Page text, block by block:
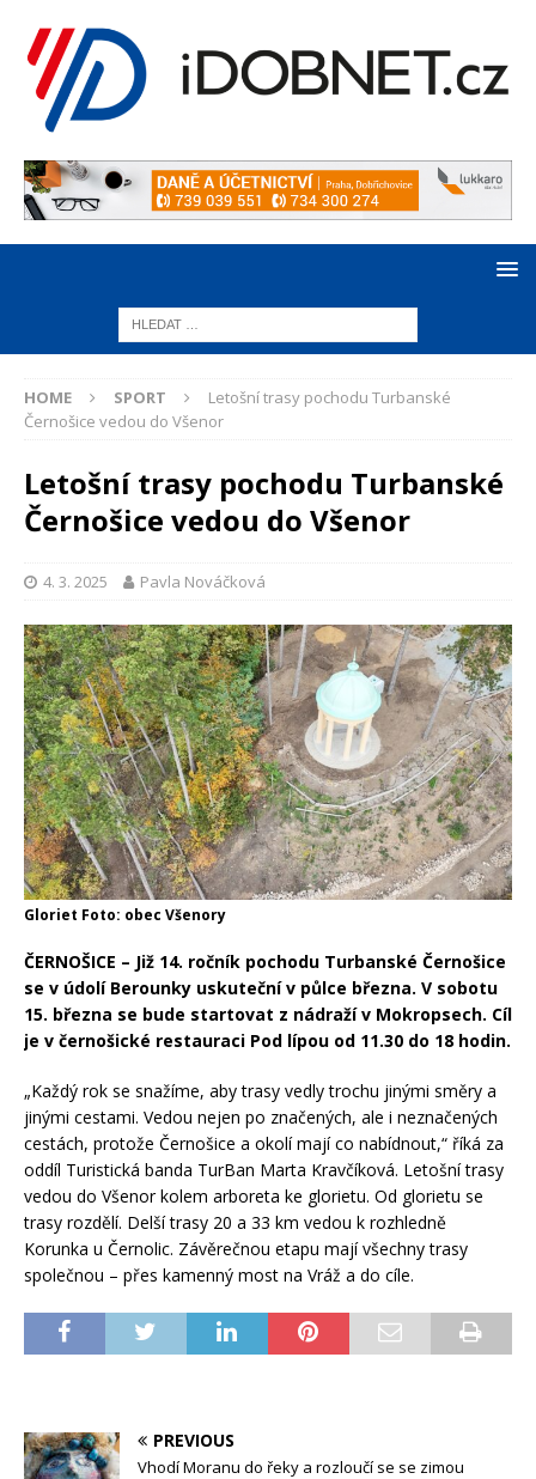
HOME SPORT
Letošní trasy pochodu Turbanské
Černošice vedou do Všenor
Letošní trasy pochodu Turbanské
Černošice vedou do Všenor
4. 3. 2025 Pavla Nováčková
Gloriet Foto: obec Všenory
ČERNOŠICE – Již 14. ročník pochodu Turbanské Černošice
se v údolí Berounky uskuteční v půlce března. V sobotu
15. března se bude startovat z nádraží v Mokropsech. Cíl
je v černošické restauraci Pod lípou od 11.30 do 18 hodin.
„Každý rok se snažíme, aby trasy vedly trochu jinými směry a
jinými cestami. Vedou nejen po značených, ale i neznačených
cestách, protože Černošice a okolí mají co nabídnout,“ říká za
oddíl Turistická banda TurBan Marta Kravčíková. Letošní trasy
vedou do Všenor kolem arboreta ke glorietu. Od glorietu se
trasy rozdělí. Delší trasy 20 a 33 km vedou k rozhledně
Korunka u Černolic. Závěrečnou etapu mají všechny trasy
společnou – přes kamenný most na Vráž a do cíle.
PREVIOUS
Vhodí Moranu do řeky a rozloučí se se zimou